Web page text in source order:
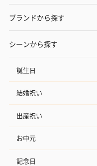
ブランドから探す
シーンから探す
誕生日
結婚祝い
出産祝い
お中元
記念日